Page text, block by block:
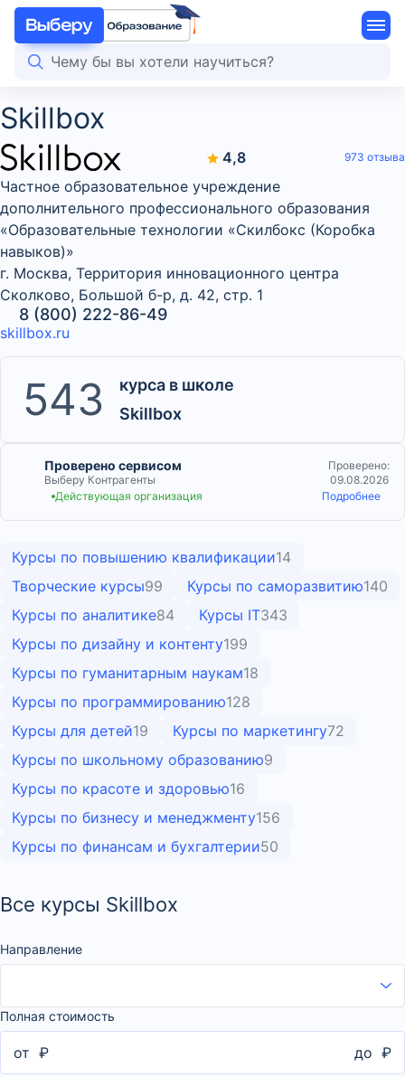
Skillbox
8 (800) 222-86-49
4,8 973 отзыва
Частное образовательное учреждение
дополнительного профессионального образования
«Образовательные технологии «Скилбокс (Коробка
навыков)»
г. Москва, Территория инновационного центра
Сколково, Большой б-р, д. 42, стр. 1
skillbox.ru
543
курса в школе
Skillbox
Проверено сервисом
Выберу Контрагенты
Проверено:
09.08.2026
Действующая организация
Подробнее
Курсы по повышению квалификации14
Творческие курсы99 Курсы по саморазвитию140
Курсы по аналитике84 Курсы IT343
Курсы по дизайну и контенту199
Курсы по гуманитарным наукам18
Курсы по программированию128
Курсы для детей19 Курсы по маркетингу72
Курсы по школьному образованию9
Курсы по красоте и здоровью16
Курсы по бизнесу и менеджменту156
Курсы по финансам и бухгалтерии50
Все курсы Skillbox
Направление
Полная стоимость
от ₽ до ₽